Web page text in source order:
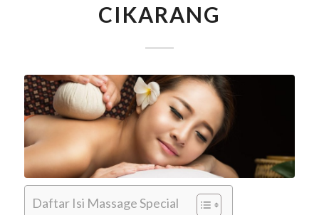
CIKARANG
Daftar Isi Massage Special